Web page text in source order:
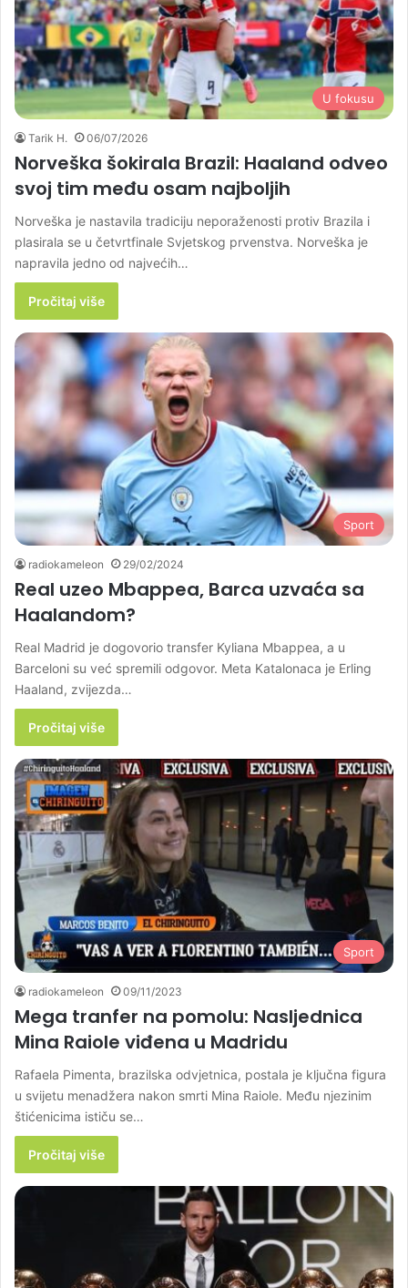
U fokusu
Tarik H. 06/07/2026
Norveška šokirala Brazil: Haaland odveo
svoj tim među osam najboljih
Norveška je nastavila tradiciju neporaženosti protiv Brazila i
plasirala se u četvrtfinale Svjetskog prvenstva. Norveška je
napravila jedno od najvećih…
Pročitaj više
Sport
radiokameleon 29/02/2024
Real uzeo Mbappea, Barca uzvaća sa
Haalandom?
Real Madrid je dogovorio transfer Kyliana Mbappea, a u
Barceloni su već spremili odgovor. Meta Katalonaca je Erling
Haaland, zvijezda…
Pročitaj više
Sport
radiokameleon 09/11/2023
Mega tranfer na pomolu: Nasljednica
Mina Raiole viđena u Madridu
Rafaela Pimenta, brazilska odvjetnica, postala je ključna figura
u svijetu menadžera nakon smrti Mina Raiole. Među njezinim
štićenicima ističu se…
Pročitaj više